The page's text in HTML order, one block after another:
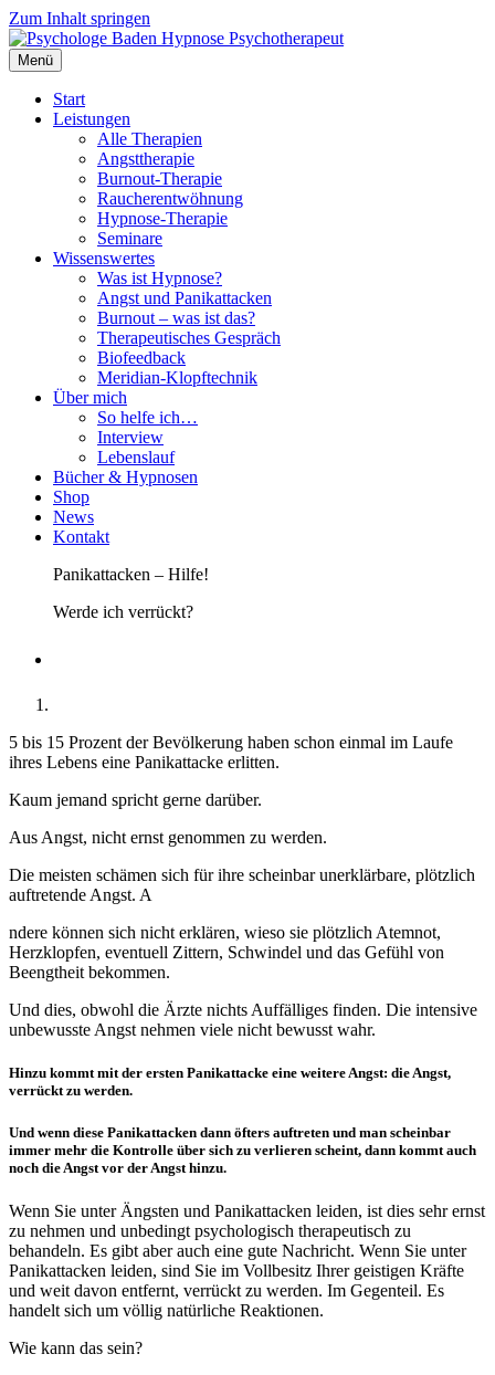
Zum Inhalt springen
Menü
Start
Leistungen
Alle Therapien
Angsttherapie
Burnout-Therapie
Raucherentwöhnung
Hypnose-Therapie
Seminare
Wissenswertes
Was ist Hypnose?
Angst und Panikattacken
Burnout – was ist das?
Therapeutisches Gespräch
Biofeedback
Meridian-Klopftechnik
Über mich
So helfe ich…
Interview
Lebenslauf
Bücher & Hypnosen
Shop
News
Kontakt
Panikattacken – Hilfe!
Werde ich verrückt?
5 bis 15 Prozent der Bevölkerung haben schon einmal im Laufe
ihres Lebens eine Panikattacke erlitten.
Kaum jemand spricht gerne darüber.
Aus Angst, nicht ernst genommen zu werden.
Die meisten schämen sich für ihre scheinbar unerklärbare, plötzlich
auftretende Angst. A
ndere können sich nicht erklären, wieso sie plötzlich Atemnot,
Herzklopfen, eventuell Zittern, Schwindel und das Gefühl von
Beengtheit bekommen.
Und dies, obwohl die Ärzte nichts Auffälliges finden. Die intensive
unbewusste Angst nehmen viele nicht bewusst wahr.
Hinzu kommt mit der ersten Panikattacke eine weitere Angst: die Angst,
verrückt zu werden.
Und wenn diese Panikattacken dann öfters auftreten und man scheinbar
immer mehr die Kontrolle über sich zu verlieren scheint, dann kommt auch
noch die Angst vor der Angst hinzu.
Wenn Sie unter Ängsten und Panikattacken leiden, ist dies sehr ernst
zu nehmen und unbedingt psychologisch therapeutisch zu
behandeln. Es gibt aber auch eine gute Nachricht. Wenn Sie unter
Panikattacken leiden, sind Sie im Vollbesitz Ihrer geistigen Kräfte
und weit davon entfernt, verrückt zu werden. Im Gegenteil. Es
handelt sich um völlig natürliche Reaktionen.
Wie kann das sein?